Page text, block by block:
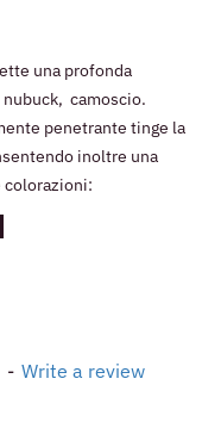
- Write a review
una profonda
camoscio.
penetrante tinge la
inoltre una